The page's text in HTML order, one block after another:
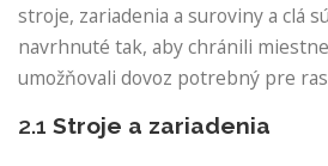
stroje, zariadenia a suroviny a clá
navrhnuté tak, aby chránili
umožňovali dovoz potrebný pre
2.1 Stroje a zariadenia